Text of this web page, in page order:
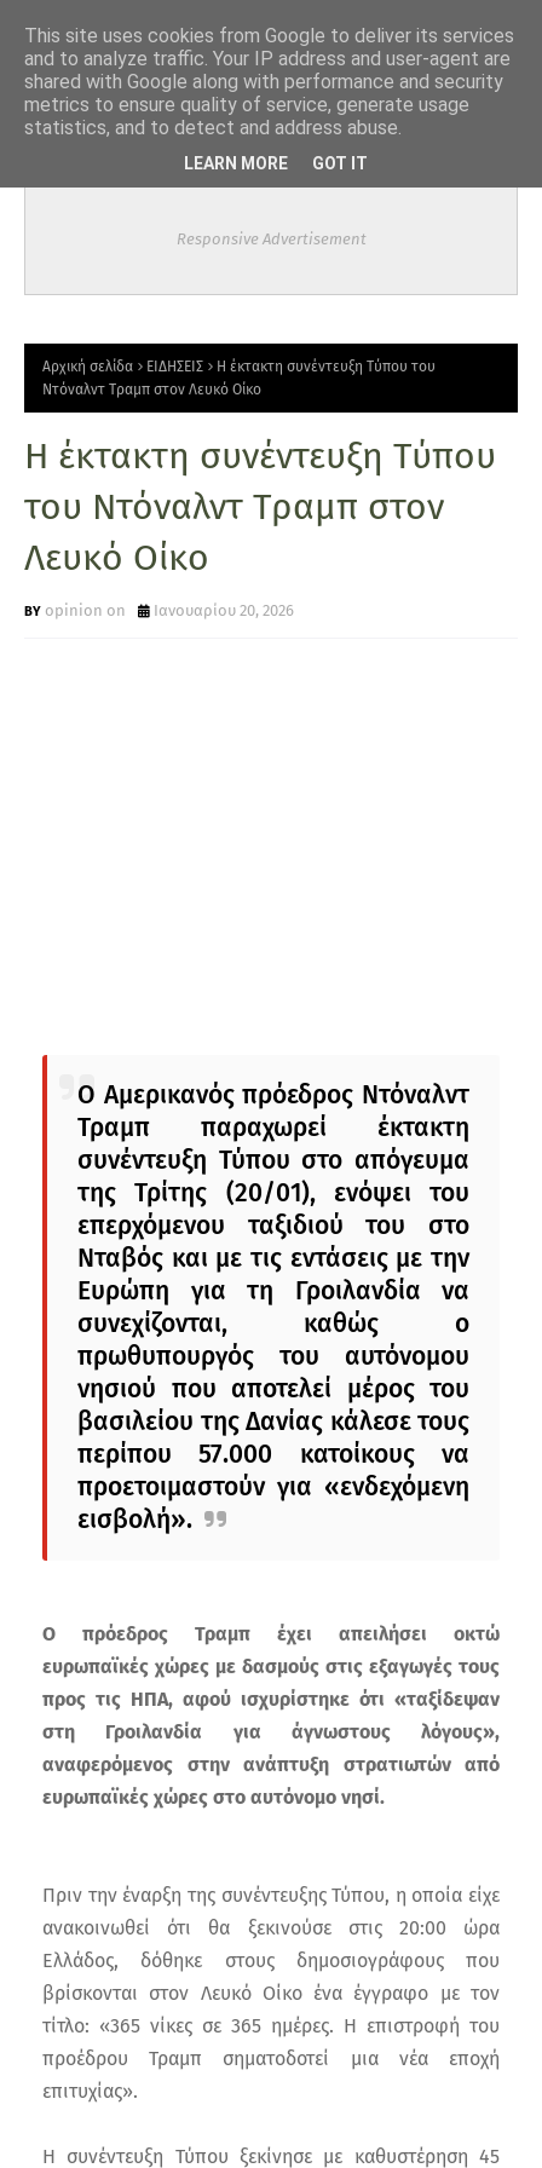
Responsive Advertisement
Αρχική σελίδα ΕΙΔΗΣΕΙΣ
Η έκτακτη συνέντευξη Τύπου του
Ντόναλντ Τραμπ στον Λευκό Οίκο
Η έκτακτη συνέντευξη Τύπου
του Ντόναλντ Τραμπ στον
Λευκό Οίκο
opinion on Ιανουαρίου 20, 2026
Ο Αμερικανός πρόεδρος Ντόναλντ
Τραμπ παραχωρεί έκτακτη
συνέντευξη Τύπου στο απόγευμα
της Τρίτης (20/01), ενόψει του
επερχόμενου ταξιδιού του στο
Νταβός και με τις εντάσεις με την
Ευρώπη για τη Γροιλανδία να
συνεχίζονται, καθώς ο
πρωθυπουργός του αυτόνομου
νησιού που αποτελεί μέρος του
βασιλείου της Δανίας κάλεσε τους
περίπου 57.000 κατοίκους να
προετοιμαστούν για «ενδεχόμενη
εισβολή».
Ο πρόεδρος Τραμπ έχει απειλήσει οκτώ
ευρωπαϊκές χώρες με δασμούς στις εξαγωγές τους
προς τις ΗΠΑ, αφού ισχυρίστηκε ότι «ταξίδεψαν
στη Γροιλανδία για άγνωστους λόγους»,
αναφερόμενος στην ανάπτυξη στρατιωτών από
ευρωπαϊκές χώρες στο αυτόνομο νησί.
Πριν την έναρξη της συνέντευξης Τύπου, η οποία είχε
ανακοινωθεί ότι θα ξεκινούσε στις 20:00 ώρα
Ελλάδος, δόθηκε στους δημοσιογράφους που
βρίσκονται στον Λευκό Οίκο ένα έγγραφο με τον
τίτλο: «365 νίκες σε 365 ημέρες. Η επιστροφή του
προέδρου Τραμπ σηματοδοτεί μια νέα εποχή
επιτυχίας».
Η συνέντευξη Τύπου ξεκίνησε με καθυστέρηση 45
This site uses cookies from Google to deliver its services
and to analyze traffic. Your IP address and user-agent are
shared with Google along with performance and security
metrics to ensure quality of service, generate usage
statistics, and to detect and address abuse.
LEARN MORE GOT IT